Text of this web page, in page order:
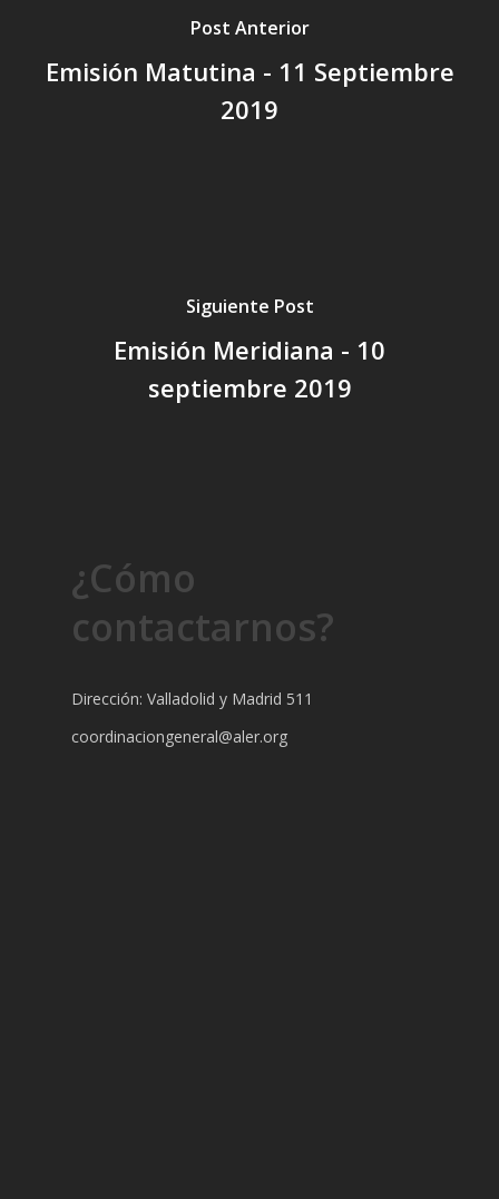
Post Anterior
Emisión Matutina - 11 Septiembre
2019
Siguiente Post
Emisión Meridiana - 10
septiembre 2019
¿Cómo
contactarnos?
Dirección: Valladolid y Madrid 511
coordinaciongeneral@aler.org